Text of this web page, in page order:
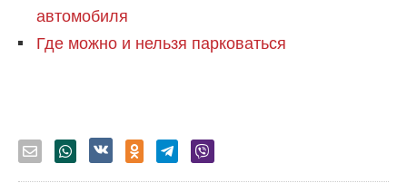
автомобиля
Где можно и нельзя парковаться